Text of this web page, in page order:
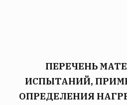
ПЕРЕЧЕНЬ
ИСПЫТАНИЙ,
ОПРЕДЕЛЕНИЯ